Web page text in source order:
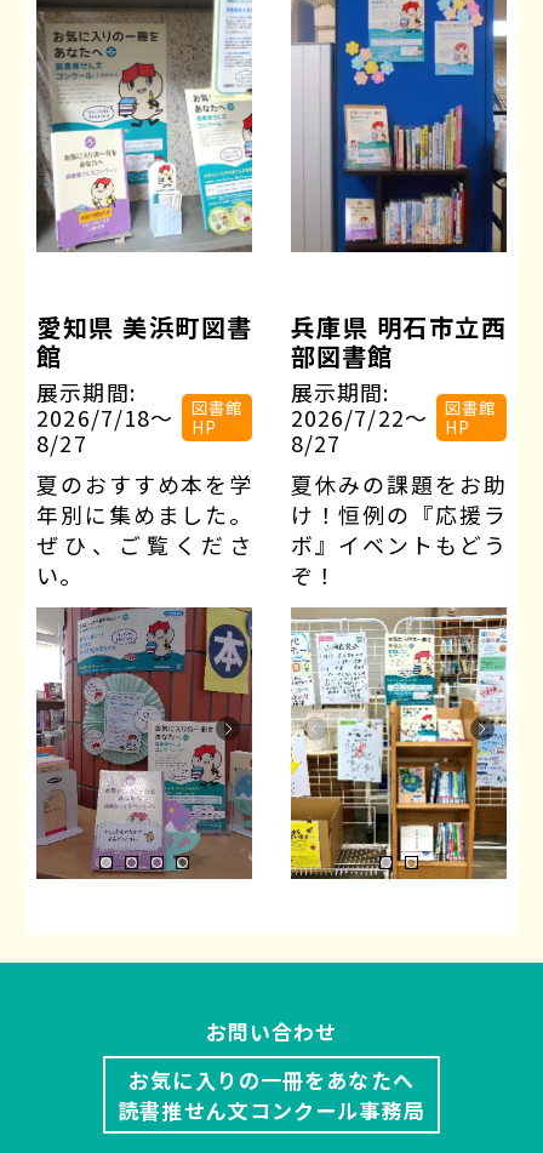
愛知県 美浜町図書
館
展示期間:
2026/7/18〜
8/27
図書館
HP
夏のおすすめ本を学
年別に集めました。
ぜひ、ご覧くださ
い。
兵庫県 明石市立西
部図書館
展示期間:
2026/7/22〜
8/27
図書館
HP
夏休みの課題をお助
け！恒例の『応援ラ
ボ』イベントもどう
ぞ！
お問い合わせ
お気に入りの一冊をあなたへ
読書推せん文コンクール事務局